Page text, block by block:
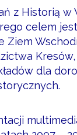
z Historią
celem
Ziem
dla